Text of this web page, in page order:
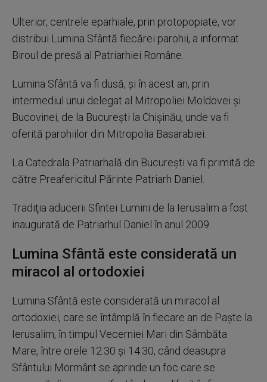
Ulterior, centrele eparhiale, prin protopopiate, vor
distribui Lumina Sfântă fiecărei parohii, a informat
Biroul de presă al Patriarhiei Române.
Lumina Sfântă va fi dusă, şi în acest an, prin
intermediul unui delegat al Mitropoliei Moldovei şi
Bucovinei, de la Bucureşti la Chişinău, unde va fi
oferită parohiilor din Mitropolia Basarabiei.
La Catedrala Patriarhală din București va fi primită de
către Preafericitul Părinte Patriarh Daniel.
Tradiţia aducerii Sfintei Lumini de la Ierusalim a fost
inaugurată de Patriarhul Daniel în anul 2009.
Lumina Sfântă este considerată un
miracol al ortodoxiei
Lumina Sfântă este considerată un miracol al
ortodoxiei, care se întâmplă în fiecare an de Paşte la
Ierusalim, în timpul Vecerniei Mari din Sâmbăta
Mare, între orele 12:30 şi 14:30, când deasupra
Sfântului Mormânt se aprinde un foc care se